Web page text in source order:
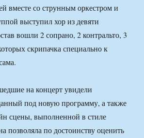
вместе со струнным оркестром и
выступил хор из девяти
вошли 2 сопрано, 2 контральто, 3
скрипачка специально к
на концерт увидели
под новую программу, а также
сцены, выполненной в стиле
позволяла по достоинству оценить